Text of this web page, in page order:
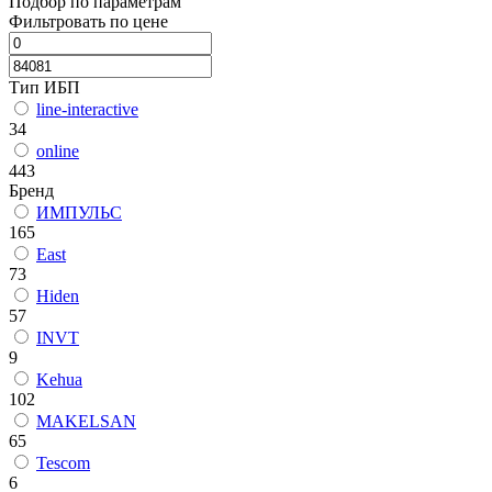
Фильтровать по цене
Тип ИБП
line-interactive
34
online
443
Бренд
ИМПУЛЬС
165
East
73
Hiden
57
INVT
9
Kehua
102
MAKELSAN
65
Tescom
6